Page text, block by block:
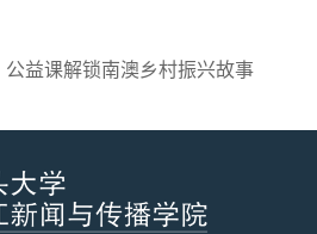
益课解锁南澳乡村振兴故事